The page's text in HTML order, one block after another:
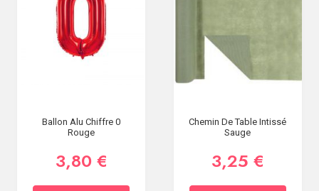
Ballon Alu Chiffre 0
Rouge
3,80 €
Chemin De Table Intissé
Sauge
3,25 €